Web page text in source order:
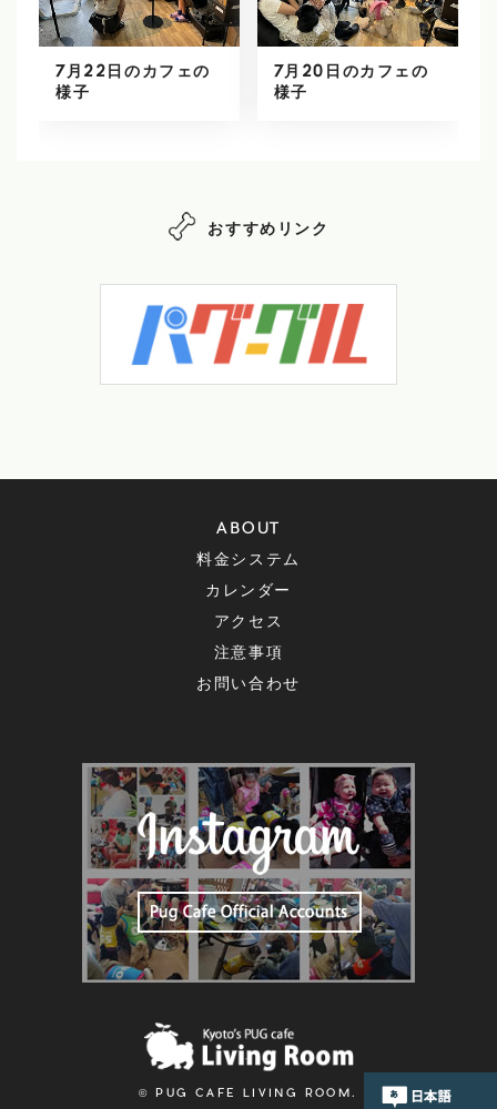
7月22日のカフェの
様子
7月20日のカフェの
様子
おすすめリンク
ABOUT
料金システム
カレンダー
アクセス
注意事項
お問い合わせ
© PUG CAFE LIVING ROOM.